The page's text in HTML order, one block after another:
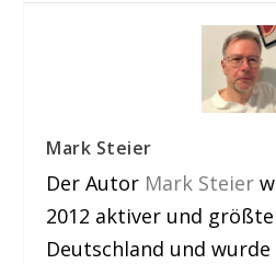
Mark Steier
Der Autor Mark Steier
2012 aktiver und
Deutschland und